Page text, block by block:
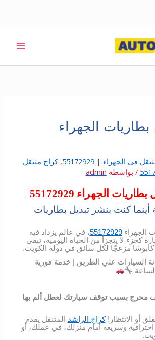
الجهراء
في الجهراء | 55172929 ,كراج متنقل
/ بواسطة admin
الجهراء 55172929
أينما كنت بنشر تبديل بطاريات
الجهراء55172929، في عالم يزداد فيه
كجزء لا يتجزأ من الحياة اليومية، تبقى
كابوسًا مزعجًا لكل سائق في دولة الكويت.
السيارات علي الطريق | خدمة فورية
بسبب توقف سيارتك لعطل ألم بها
أو الانتظار!كراج الراشد المتنقل يقدم
وسريعة أمام منزلك، في عملك، أو